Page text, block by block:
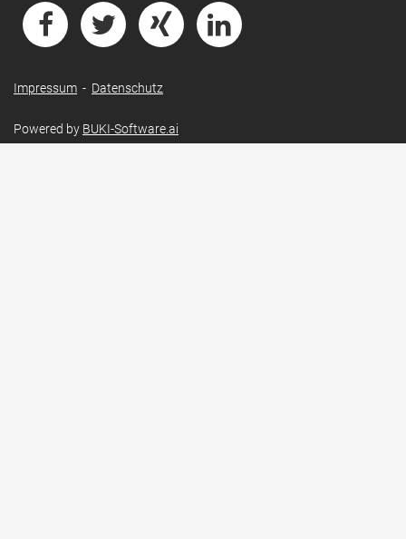
Impressum - Datenschutz
Powered by BUKI-Software.ai